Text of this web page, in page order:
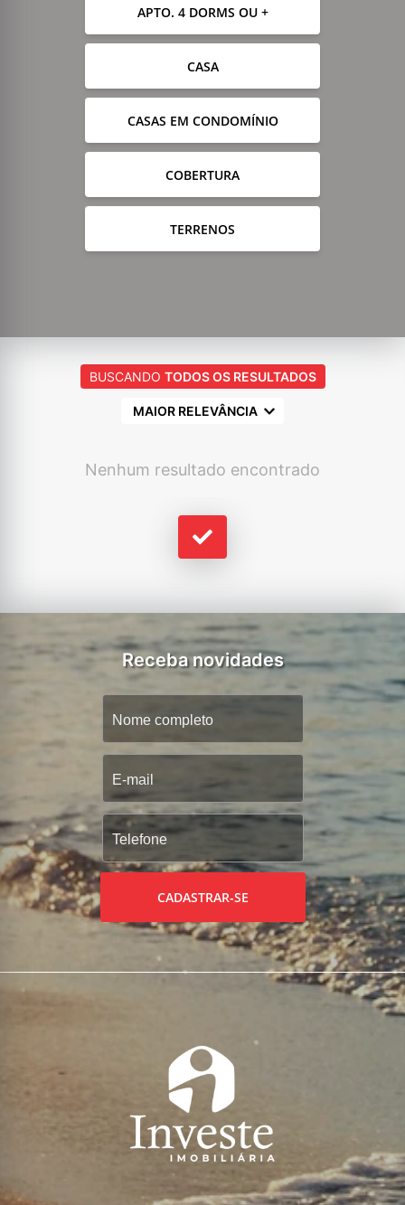
APTO. 4 DORMS OU +
CASA
CASAS EM CONDOMÍNIO
COBERTURA
TERRENOS
BUSCANDO TODOS OS RESULTADOS
MAIOR RELEVÂNCIA
Nenhum resultado encontrado
Receba novidades
CADASTRAR-SE